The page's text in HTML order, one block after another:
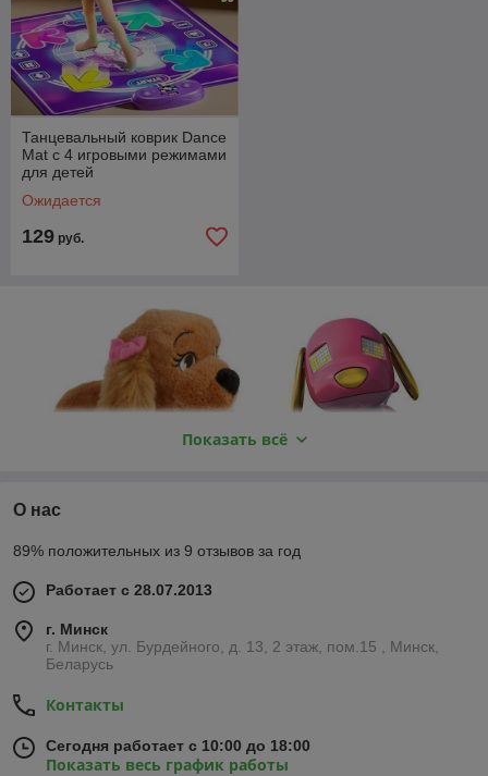
Танцевальный коврик Dance
Mat с 4 игровыми режимами
для детей
Ожидается
129 руб.
Показать всё
О нас
89% положительных из 9 отзывов за год
Работает с 28.07.2013
г. Минск
г. Минск, ул. Бурдейного, д. 13, 2 этаж, пом.15 , Минск,
Беларусь
Контакты
Сегодня работает с 10:00 до 18:00
Показать весь график работы